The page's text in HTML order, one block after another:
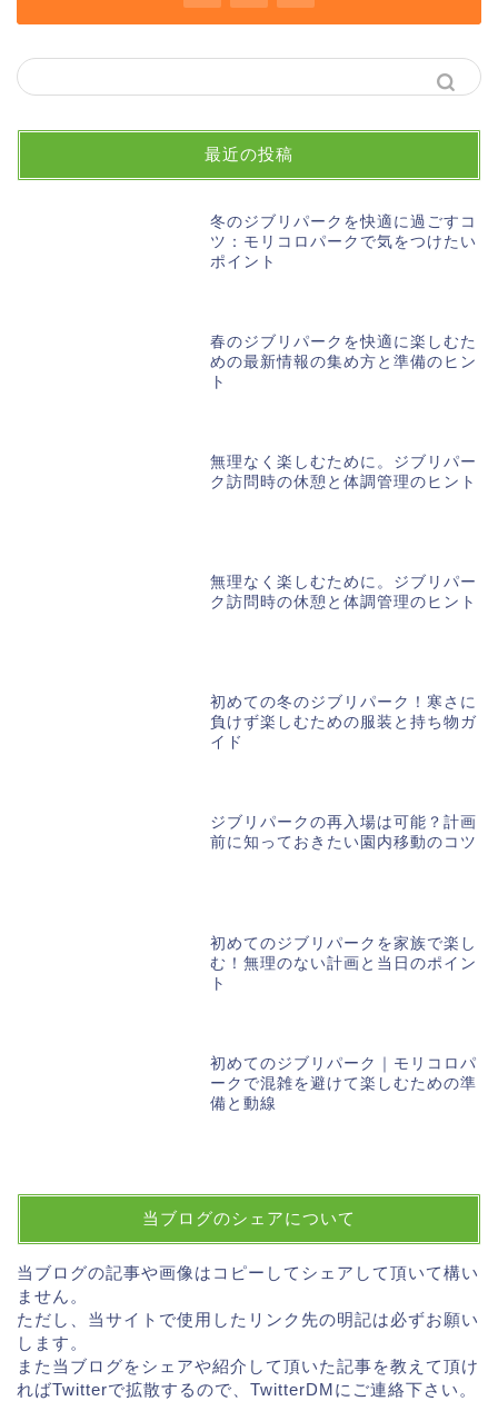
最近の投稿
冬のジブリパークを快適に過ごすコ
ツ：モリコロパークで気をつけたい
ポイント
春のジブリパークを快適に楽しむた
めの最新情報の集め方と準備のヒン
ト
無理なく楽しむために。ジブリパー
ク訪問時の休憩と体調管理のヒント
無理なく楽しむために。ジブリパー
ク訪問時の休憩と体調管理のヒント
初めての冬のジブリパーク！寒さに
負けず楽しむための服装と持ち物ガ
イド
ジブリパークの再入場は可能？計画
前に知っておきたい園内移動のコツ
初めてのジブリパークを家族で楽し
む！無理のない計画と当日のポイン
ト
初めてのジブリパーク｜モリコロパ
ークで混雑を避けて楽しむための準
備と動線
当ブログのシェアについて
当ブログの記事や画像はコピーしてシェアして頂いて構い
ません。
ただし、当サイトで使用したリンク先の明記は必ずお願い
します。
また当ブログをシェアや紹介して頂いた記事を教えて頂け
ればTwitterで拡散するので、TwitterDMにご連絡下さい。